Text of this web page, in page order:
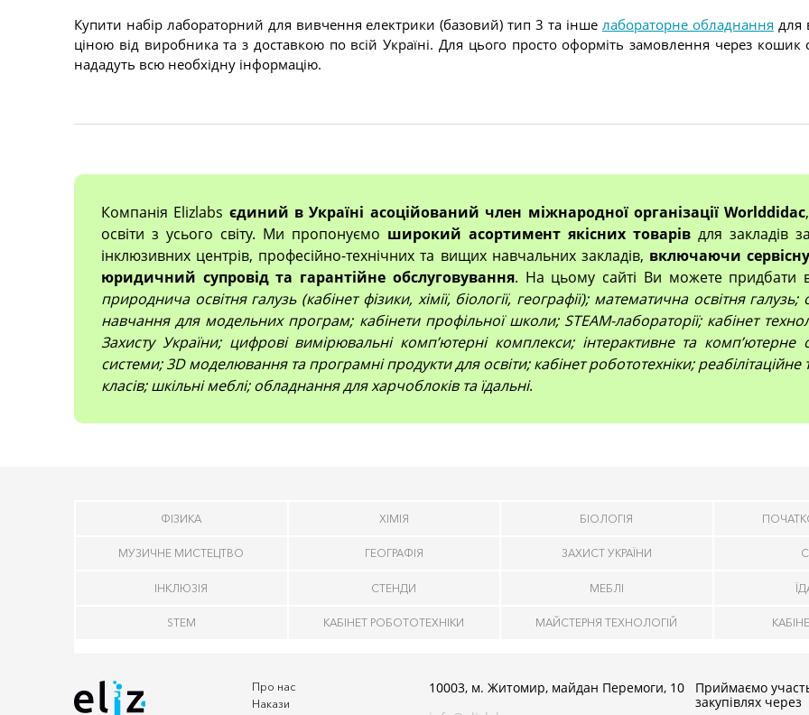
Купити набір лабораторний для вивчення електрики (базовий) тип 3 та інше лабораторне обладнання для
ціною від виробника та з доставкою по всій Україні. Для цього просто оформіть замовлення через
нададуть всю необхідну інформацію.
Компанія Elizlabs єдиний в Україні асоційований член міжнародної організації Worlddidac
освіти з усього світу. Ми пропонуємо широкий асортимент якісних товарів для закладів
інклюзивних центрів, професійно-технічних та вищих навчальних закладів, включаючи
юридичний супровід та гарантійне обслуговування. На цьому сайті Ви можете придбати
природнича освітня галузь (кабінет фізики, хімії, біології, географії); математична освітня
навчання для модельних програм; кабінети профільної школи; STEAM-лабораторії; кабінет
Захисту України; цифрові вимірювальні компʼютерні комплекси; інтерактивне та комп’ютерне
системи; 3D моделювання та програмні продукти для освіти; кабінет робототехніки;
класів; шкільні меблі; обладнання для харчоблоків та їдальні.
ФІЗИКА ХІМІЯ БІОЛОГІЯ
МУЗИЧНЕ МИСТЕЦТВО ГЕОГРАФІЯ ЗАХИСТ УКРАЇНИ
ІНКЛЮЗІЯ СТЕНДИ МЕБЛІ
STEM КАБІНЕТ РОБОТОТЕХНІКИ МАЙСТЕРНЯ ТЕХНОЛОГІЙ
Про нас
Накази
10003, м. Житомир, майдан Перемоги, 10
Приймаємо
закупівлях через